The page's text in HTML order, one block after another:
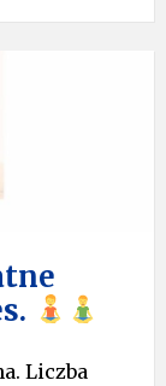
Liczba